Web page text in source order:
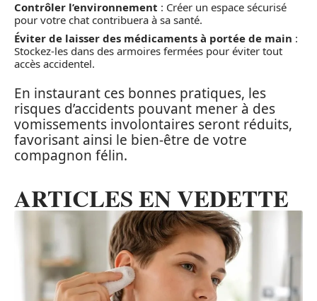
Contrôler l’environnement : Créer un espace sécurisé
pour votre chat contribuera à sa santé.
Éviter de laisser des médicaments à portée de main :
Stockez-les dans des armoires fermées pour éviter tout
accès accidentel.
En instaurant ces bonnes pratiques, les
risques d’accidents pouvant mener à des
vomissements involontaires seront réduits,
favorisant ainsi le bien-être de votre
compagnon félin.
ARTICLES EN VEDETTE